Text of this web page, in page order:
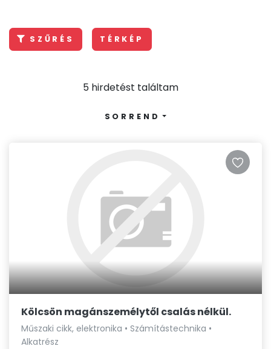
SZŰRÉS TÉRKÉP
5 hirdetést találtam
SORREND
Kölcsön magánszemélytől csalás nélkül.
Műszaki cikk, elektronika • Számítástechnika •
Alkatrész